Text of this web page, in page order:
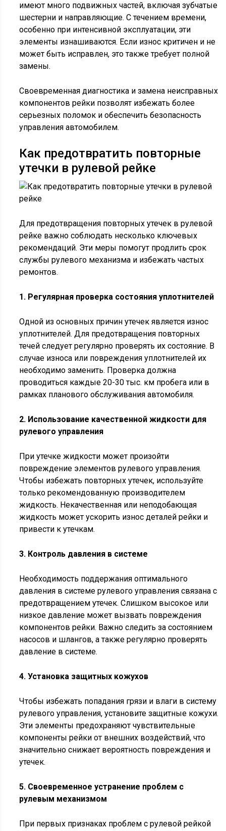
имеют много подвижных частей, включая зубчатые
шестерни и направляющие. С течением времени,
особенно при интенсивной эксплуатации, эти
элементы изнашиваются. Если износ критичен и не
может быть исправлен, это также требует полной
замены.
Своевременная диагностика и замена неисправных
компонентов рейки позволят избежать более
серьезных поломок и обеспечить безопасность
управления автомобилем.
Как предотвратить повторные
утечки в рулевой рейке
Для предотвращения повторных утечек в рулевой
рейке важно соблюдать несколько ключевых
рекомендаций. Эти меры помогут продлить срок
службы рулевого механизма и избежать частых
ремонтов.
1. Регулярная проверка состояния уплотнителей
Одной из основных причин утечек является износ
уплотнителей. Для предотвращения повторных
течей следует регулярно проверять их состояние. В
случае износа или повреждения уплотнителей их
необходимо заменить. Проверка должна
проводиться каждые 20-30 тыс. км пробега или в
рамках планового обслуживания автомобиля.
2. Использование качественной жидкости для
рулевого управления
При утечке жидкости может произойти
повреждение элементов рулевого управления.
Чтобы избежать повторных утечек, используйте
только рекомендованную производителем
жидкость. Некачественная или неподобающая
жидкость может ускорить износ деталей рейки и
привести к утечкам.
3. Контроль давления в системе
Необходимость поддержания оптимального
давления в системе рулевого управления связана с
предотвращением утечек. Слишком высокое или
низкое давление может вызвать повреждения
компонентов рейки. Важно следить за состоянием
насосов и шлангов, а также регулярно проверять
давление в системе.
4. Установка защитных кожухов
Чтобы избежать попадания грязи и влаги в систему
рулевого управления, установите защитные кожухи.
Эти элементы предохраняют чувствительные
компоненты рейки от внешних воздействий, что
значительно снижает вероятность повреждения и
утечек.
5. Своевременное устранение проблем с
рулевым механизмом
При первых признаках проблем с рулевой рейкой